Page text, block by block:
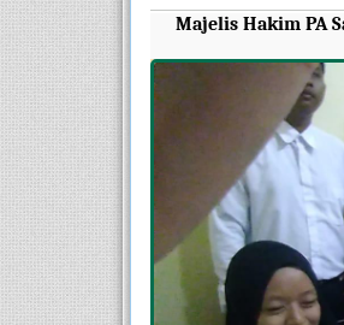
Majelis Hakim PA